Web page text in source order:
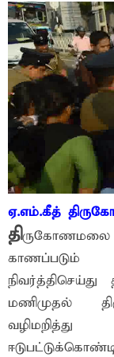
ஏ.எம்.கீத்
திருகோணமலை
காணப்படும்
மணிமுதல்